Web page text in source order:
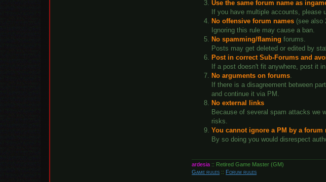
Use the same forum name as
If you have multiple accounts, please
No offensive forum names (see also
Ignoring this rule may cause a ban.
No spamming/flaming forums.
Posts may get deleted or edited by
Post in correct Sub-Forums and
If a post doesn't fit anywhere, post it
No arguments on forums.
If there is a disagreement between
and continue it via PM.
No external links
Because of several spam attacks we
risks.
You cannot ignore a PM by a
By so doing you would disrespect
ardesia :: Retired Game Master (GM)
Game rules :: Forum rules